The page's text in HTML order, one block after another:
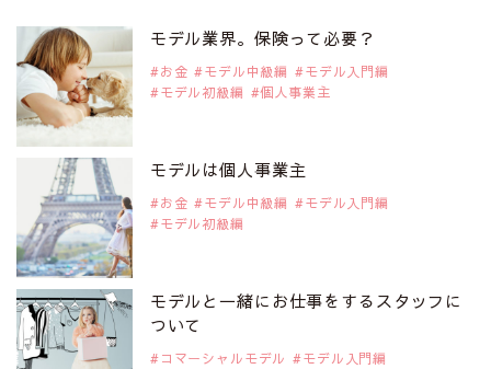
是非ご覧ください。
注目モデル 水原佑果さん
2019年9月29日
是非ご覧ください。
注目モデル CHIHARUさん
2019年9月29日
注目モデルを1名追加いたしました。
是非ご覧ください。
注目モデル 藤井サチさん
モデル業界。保険って必要？
お金 モデル中級編
モデル入門編
モデル初級編
個人事業主
モデルは個人事業主
お金 モデル中級編
モデル入門編
モデル初級編
モデルと一緒にお仕事をするスタッフに
ついて
コマーシャルモデル
モデル入門編